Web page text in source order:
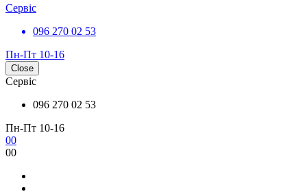
Сервіс
096 270 02 53
Пн-Пт 10-16
Close
Сервіс
096 270 02 53
Пн-Пт 10-16
00
00